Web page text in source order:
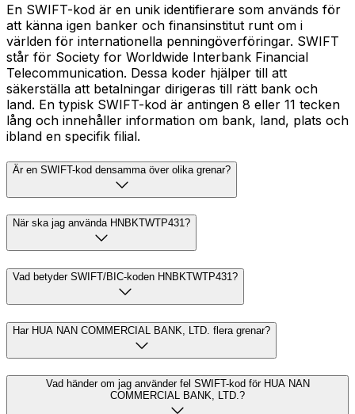
En SWIFT-kod är en unik identifierare som används för
att känna igen banker och finansinstitut runt om i
världen för internationella penningöverföringar. SWIFT
står för Society for Worldwide Interbank Financial
Telecommunication. Dessa koder hjälper till att
säkerställa att betalningar dirigeras till rätt bank och
land. En typisk SWIFT-kod är antingen 8 eller 11 tecken
lång och innehåller information om bank, land, plats och
ibland en specifik filial.
Är en SWIFT-kod densamma över olika grenar?
När ska jag använda HNBKTWTP431?
Vad betyder SWIFT/BIC-koden HNBKTWTP431?
Har HUA NAN COMMERCIAL BANK, LTD. flera grenar?
Vad händer om jag använder fel SWIFT-kod för HUA NAN
COMMERCIAL BANK, LTD.?